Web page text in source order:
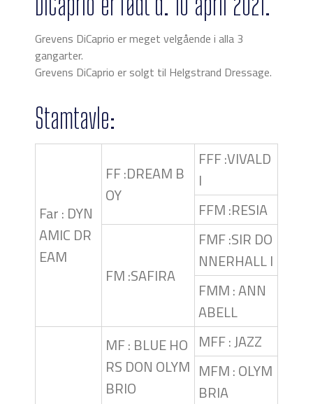
Grevens DiCaprio er meget velgående i alla 3
gangarter.
Grevens DiCaprio er solgt til Helgstrand Dressage.
Stamtavle:
Far : DYN
AMIC DR
EAM
FF :DREAM B
OY
FFF :VIVALD
I
FFM :RESIA
FM :SAFIRA
FMF :SIR DO
NNERHALL I
FMM : ANN
ABELL
MF : BLUE HO
RS DON OLYM
BRIO
MFF : JAZZ
MFM : OLYM
BRIA